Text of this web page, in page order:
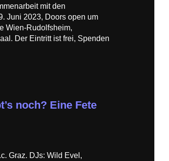
mit den
Juni 2023, Doors open um
Wien-Rudolfsheim,
Der Eintritt ist frei, Spenden
noch? Eine Fete
Graz. DJs: Wild Evel,